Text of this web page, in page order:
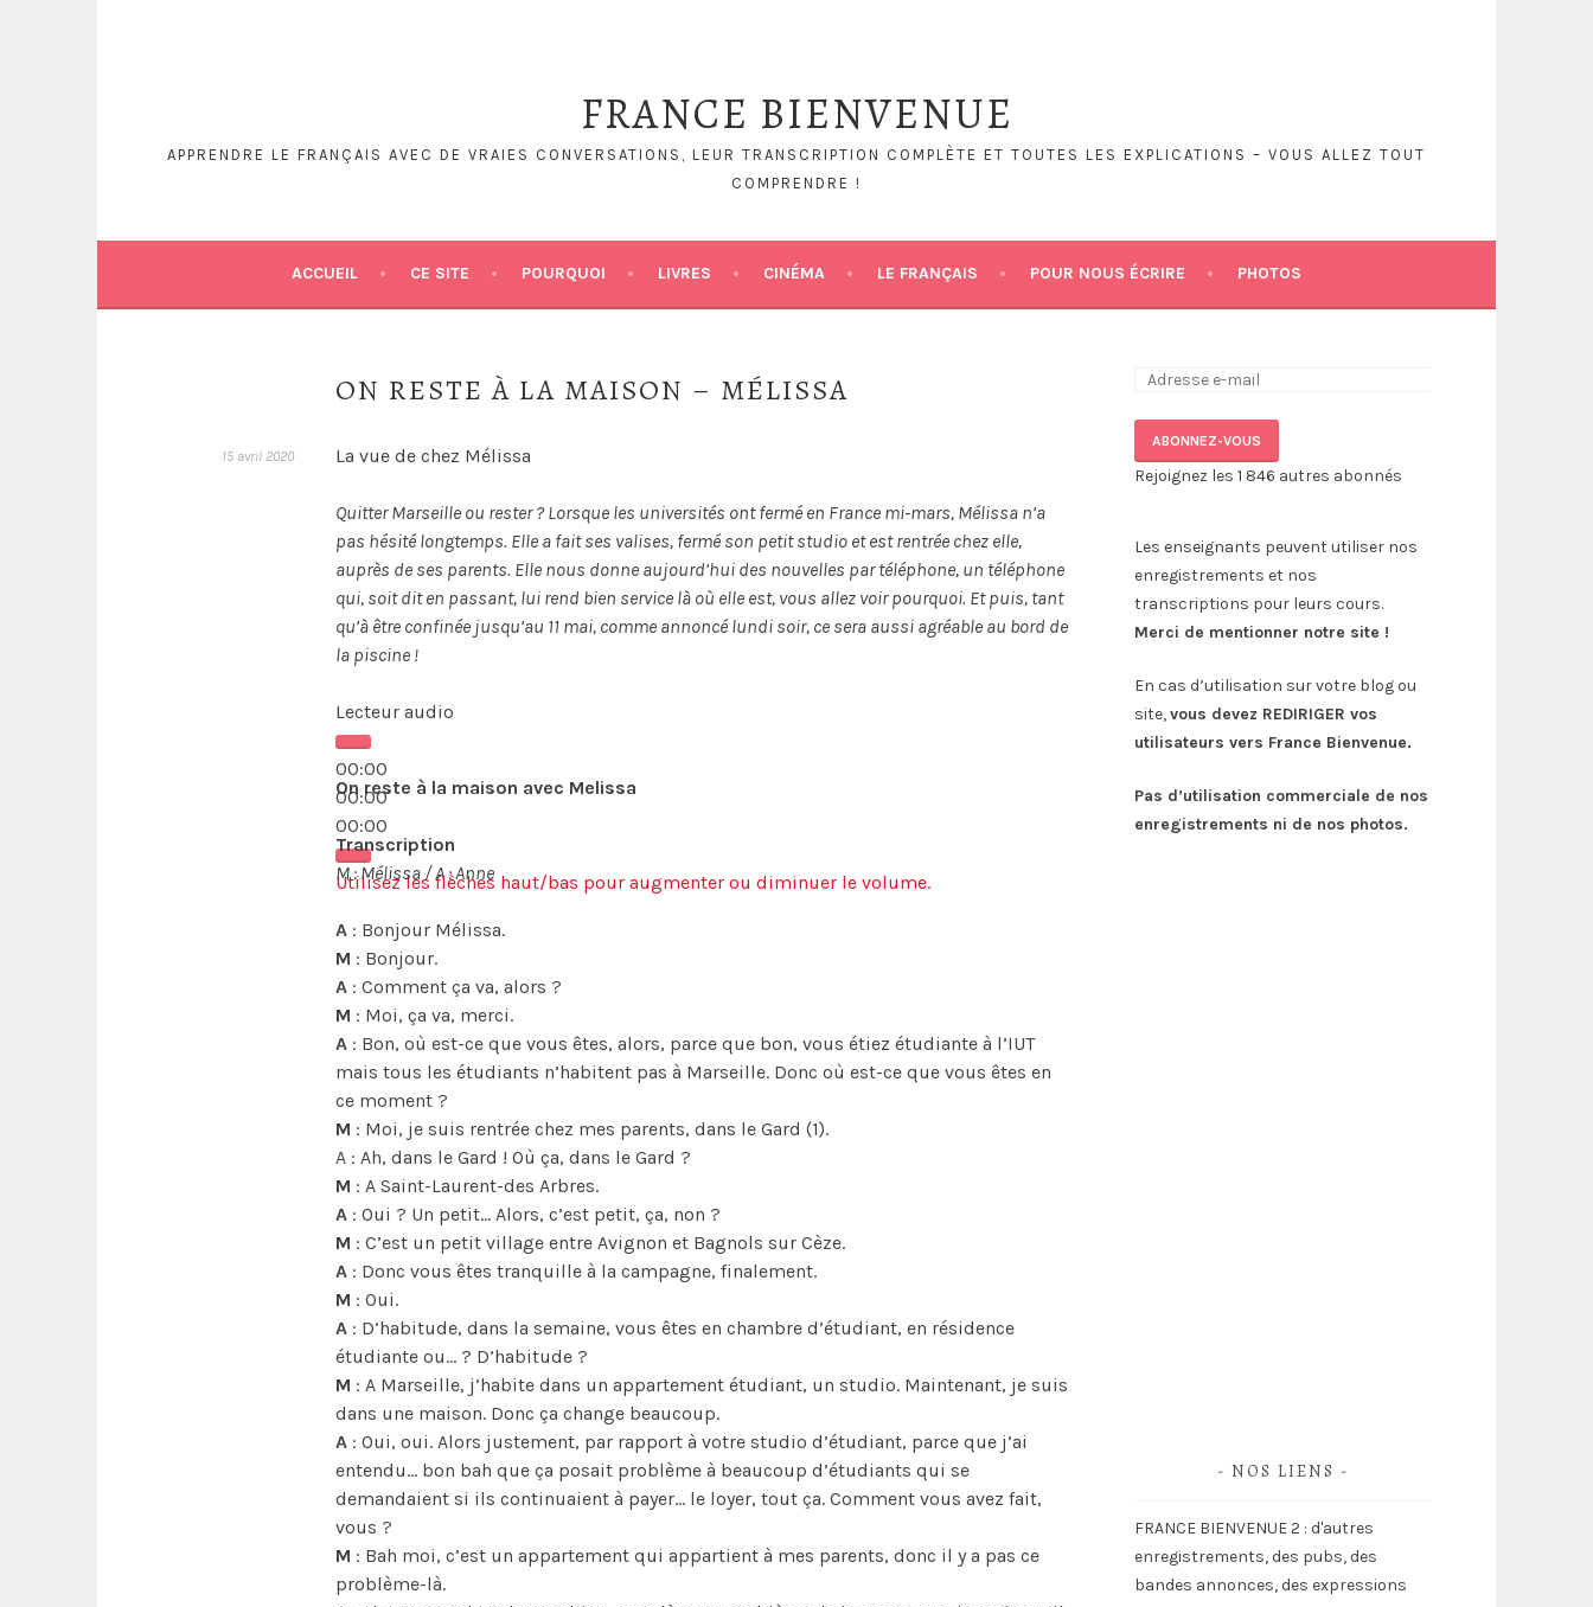
FRANCE BIENVENUE
APPRENDRE LE FRANÇAIS AVEC DE VRAIES CONVERSATIONS, LEUR TRANSCRIPTION COMPLÈTE ET TOUTES LES EXPLICATIONS – VOUS ALLEZ TOUT
COMPRENDRE !
ACCUEIL CE SITE POURQUOI LIVRES CINÉMA LE FRANÇAIS POUR NOUS ÉCRIRE PHOTOS
ON RESTE À LA MAISON – MÉLISSA
15 avril 2020 La vue de chez Mélissa
Quitter Marseille ou rester ? Lorsque les universités ont fermé en France mi-mars, Mélissa n’a
pas hésité longtemps. Elle a fait ses valises, fermé son petit studio et est rentrée chez elle,
auprès de ses parents. Elle nous donne aujourd’hui des nouvelles par téléphone, un téléphone
qui, soit dit en passant, lui rend bien service là où elle est, vous allez voir pourquoi. Et puis, tant
qu’à être confinée jusqu’au 11 mai, comme annoncé lundi soir, ce sera aussi agréable au bord de
la piscine !
Lecteur audio
00:00
00:00
00:00
Utilisez les flèches haut/bas pour augmenter ou diminuer le volume.
On reste à la maison avec Melissa
Transcription
M : Mélissa / A : Anne
A : Bonjour Mélissa.
M : Bonjour.
A : Comment ça va, alors ?
M : Moi, ça va, merci.
A : Bon, où est-ce que vous êtes, alors, parce que bon, vous étiez étudiante à l’IUT
mais tous les étudiants n’habitent pas à Marseille. Donc où est-ce que vous êtes en
ce moment ?
M : Moi, je suis rentrée chez mes parents, dans le Gard (1).
A : Ah, dans le Gard ! Où ça, dans le Gard ?
M : A Saint-Laurent-des Arbres.
A : Oui ? Un petit… Alors, c’est petit, ça, non ?
M : C’est un petit village entre Avignon et Bagnols sur Cèze.
A : Donc vous êtes tranquille à la campagne, finalement.
M : Oui.
A : D’habitude, dans la semaine, vous êtes en chambre d’étudiant, en résidence
étudiante ou… ? D’habitude ?
M : A Marseille, j’habite dans un appartement étudiant, un studio. Maintenant, je suis
dans une maison. Donc ça change beaucoup.
A : Oui, oui. Alors justement, par rapport à votre studio d’étudiant, parce que j’ai
entendu… bon bah que ça posait problème à beaucoup d’étudiants qui se
demandaient si ils continuaient à payer… le loyer, tout ça. Comment vous avez fait,
vous ?
M : Bah moi, c’est un appartement qui appartient à mes parents, donc il y a pas ce
problème-là.
Adresse
mail :
ABONNEZ-VOUS
Rejoignez les 1 846 autres abonnés
Les enseignants peuvent utiliser nos
enregistrements et nos
transcriptions pour leurs cours.
Merci de mentionner notre site !
En cas d’utilisation sur votre blog ou
site,vous devez REDIRIGER vos
utilisateurs vers France Bienvenue.
Pas d’utilisation commerciale de nos
enregistrements ni de nos photos.
NOS LIENS
FRANCE BIENVENUE 2 : d'autres
enregistrements, des pubs, des
bandes annonces, des expressions